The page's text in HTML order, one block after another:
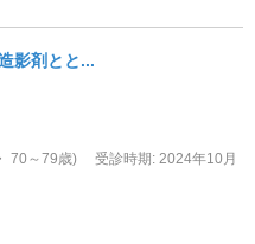
影剤とと...
70～79歳)
受診時期: 2024年10月